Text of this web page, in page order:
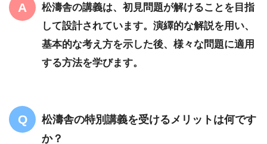
松濤舎の講義は、初見問題が解けることを目指
して設計されています。演繹的な解説を用い、
基本的な考え方を示した後、様々な問題に適用
する方法を学びます。
松濤舎の特別講義を受けるメリットは何です
か？